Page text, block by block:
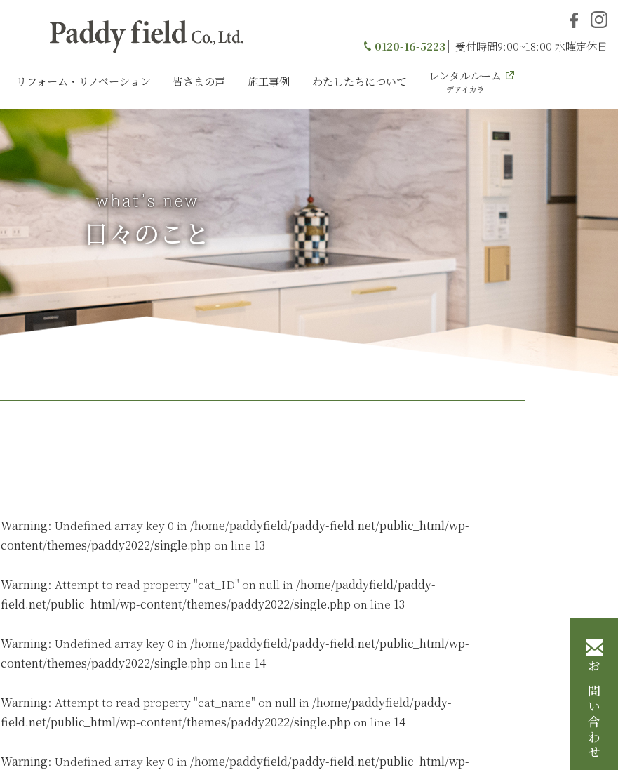
0120-16-5223 受付時間9:00~18:00 水曜定休日
リフォーム・リノベーション 皆さまの声 施工事例 わたしたちについて レンタルルーム
デアイカラ
お問い合わせ
日々のこと
Warning: Undefined array key 0 in /home/paddyfield/paddy-field.net/public_html/wp-
content/themes/paddy2022/single.php on line 13
Warning: Attempt to read property "cat_ID" on null in /home/paddyfield/paddy-
field.net/public_html/wp-content/themes/paddy2022/single.php on line 13
Warning: Undefined array key 0 in /home/paddyfield/paddy-field.net/public_html/wp-
content/themes/paddy2022/single.php on line 14
Warning: Attempt to read property "cat_name" on null in /home/paddyfield/paddy-
field.net/public_html/wp-content/themes/paddy2022/single.php on line 14
Warning: Undefined array key 0 in /home/paddyfield/paddy-field.net/public_html/wp-